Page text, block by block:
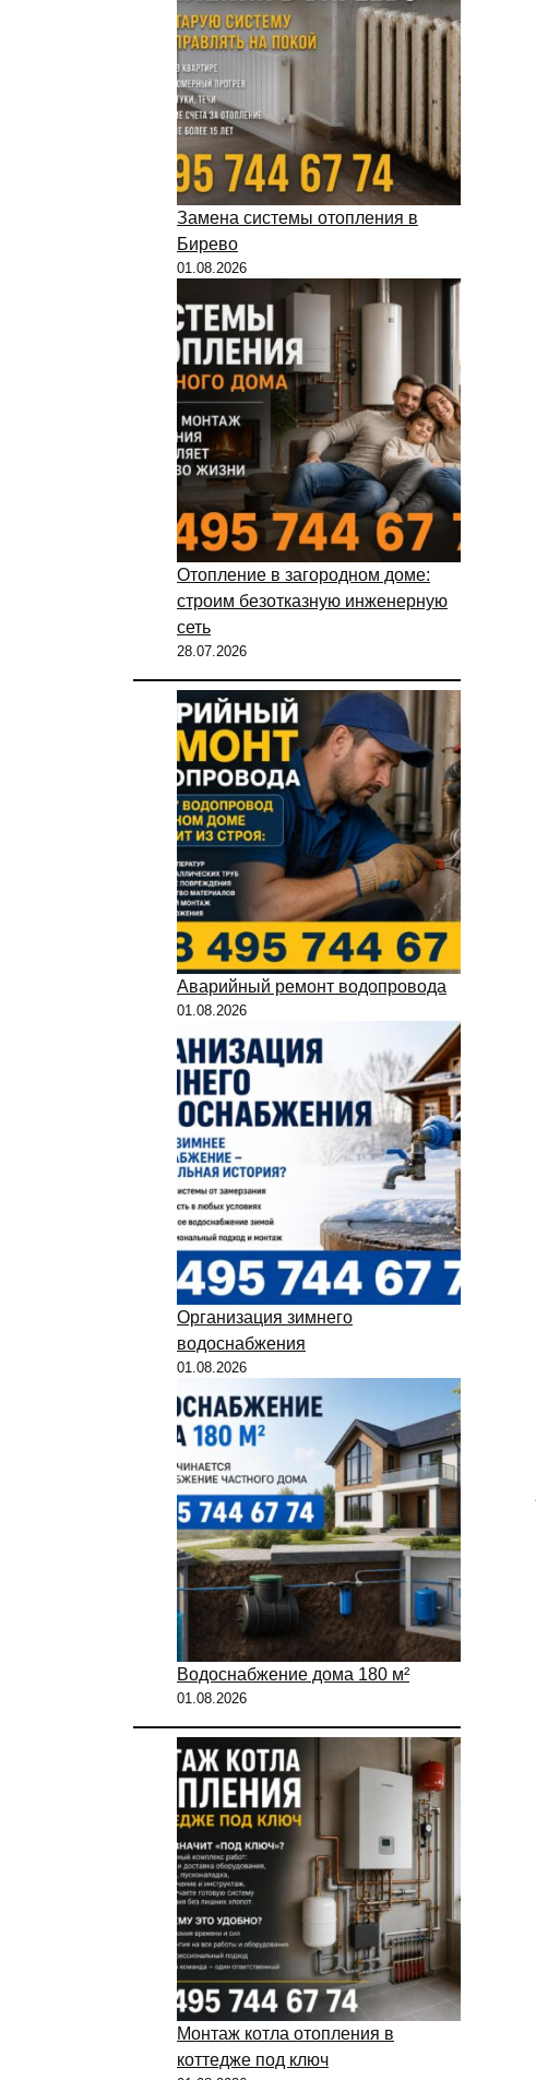
Замена системы отопления в
Бирево
01.08.2026
Отопление в загородном доме:
строим безотказную инженерную
сеть
28.07.2026
Аварийный ремонт водопровода
01.08.2026
Организация зимнего
водоснабжения
01.08.2026
Водоснабжение дома 180 м²
01.08.2026
Монтаж котла отопления в
коттедже под ключ